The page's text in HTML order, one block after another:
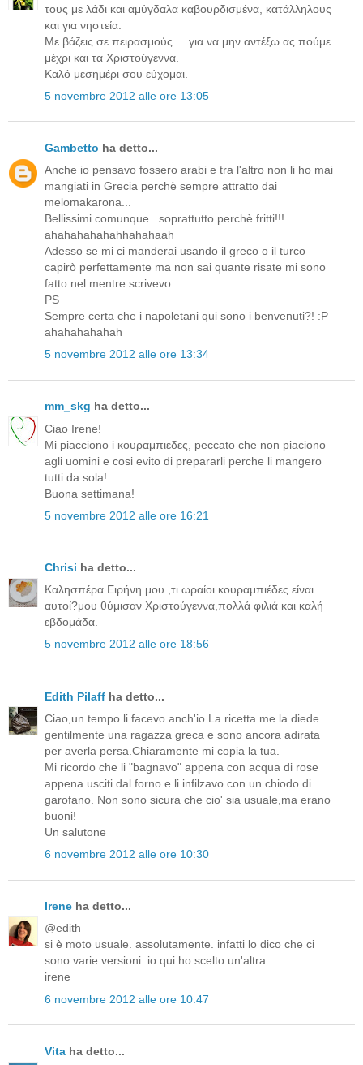
τους με λάδι και αμύγδαλα καβουρδισμένα, κατάλληλους
και για νηστεία.
Με βάζεις σε πειρασμούς ... για να μην αντέξω ας πούμε
μέχρι και τα Χριστούγεννα.
Καλό μεσημέρι σου εύχομαι.
5 novembre 2012 alle ore 13:05
Gambetto ha detto...
Anche io pensavo fossero arabi e tra l'altro non li ho mai
mangiati in Grecia perchè sempre attratto dai
melomakarona...
Bellissimi comunque...soprattutto perchè fritti!!!
ahahahahahahhahahaah
Adesso se mi ci manderai usando il greco o il turco
capirò perfettamente ma non sai quante risate mi sono
fatto nel mentre scrivevo...
PS
Sempre certa che i napoletani qui sono i benvenuti?! :P
ahahahahahah
5 novembre 2012 alle ore 13:34
mm_skg ha detto...
Ciao Irene!
Mi piacciono i κουραμπιεδες, peccato che non piaciono
agli uomini e cosi evito di prepararli perche li mangero
tutti da sola!
Buona settimana!
5 novembre 2012 alle ore 16:21
Chrisi ha detto...
Καλησπέρα Ειρήνη μου ,τι ωραίοι κουραμπιέδες είναι
αυτοί?μου θύμισαν Χριστούγεννα,πολλά φιλιά και καλή
εβδομάδα.
5 novembre 2012 alle ore 18:56
Edith Pilaff ha detto...
Ciao,un tempo li facevo anch'io.La ricetta me la diede
gentilmente una ragazza greca e sono ancora adirata
per averla persa.Chiaramente mi copia la tua.
Mi ricordo che li "bagnavo" appena con acqua di rose
appena usciti dal forno e li infilzavo con un chiodo di
garofano. Non sono sicura che cio' sia usuale,ma erano
buoni!
Un salutone
6 novembre 2012 alle ore 10:30
Irene ha detto...
@edith
si è moto usuale. assolutamente. infatti lo dico che ci
sono varie versioni. io qui ho scelto un'altra.
irene
6 novembre 2012 alle ore 10:47
Vita ha detto...